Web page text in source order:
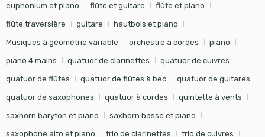
euphonium et piano flûte et guitare flûte et piano
flûte traversière guitare hautbois et piano
Musiques à géométrie variable orchestre à cordes piano
piano 4 mains quatuor de clarinettes quatuor de cuivres
quatuor de flûtes quatuor de flûtes à bec quatuor de guitares
quatuor de saxophones quatuor à cordes quintette à vents
saxhorn baryton et piano saxhorn basse et piano
saxophone alto et piano trio de clarinettes trio de cuivres